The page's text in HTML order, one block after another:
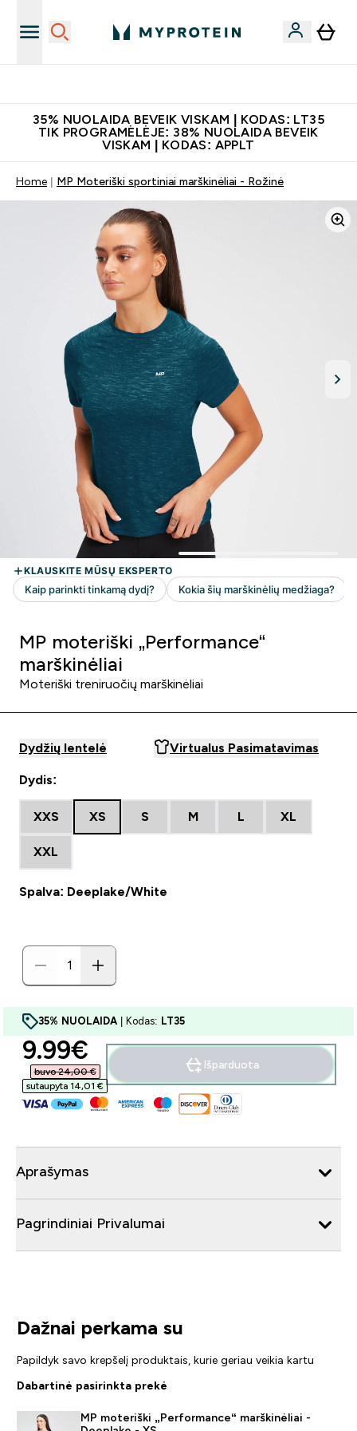
35% NUOLAIDA BEVEIK VISKAM | KODAS: LT35
TIK PROGRAMĖLĖJE: 38% NUOLAIDA BEVEIK
VISKAM | KODAS: APPLT
Home MP Moteriški sportiniai marškinėliai - Rožinė
MP moteriški „Performance“
marškinėliai
Moteriški treniruočių marškinėliai
Dydžių lentelė Virtualus Pasimatavimas
Dydis:
XXS XS S M L XL
XXL
Spalva: Deeplake/White
35% NUOLAIDA | Kodas: LT35
discounted price
9.99€‎
buvo 24,00 €‎
sutaupyta 14,01 €‎
Išparduota
Aprašymas
Pagrindiniai Privalumai
Dažnai perkama su
Papildyk savo krepšelį produktais, kurie geriau veikia kartu
Dabartinė pasirinkta prekė
MP moteriški „Performance“ marškinėliai -